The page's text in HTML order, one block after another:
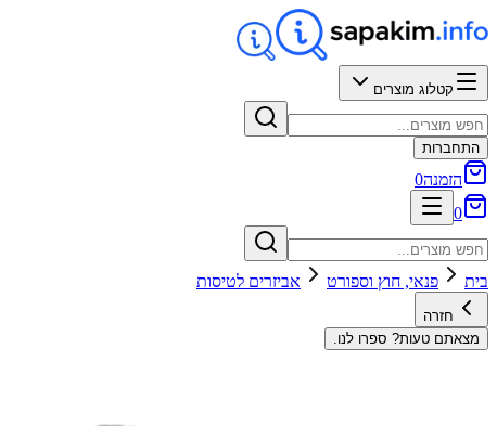
קטלוג מוצרים
התחברות
הזמנה0
0
בית פנאי, חוץ וספורט אביזרים לטיסות
חזרה
מצאתם טעות? ספרו לנו.